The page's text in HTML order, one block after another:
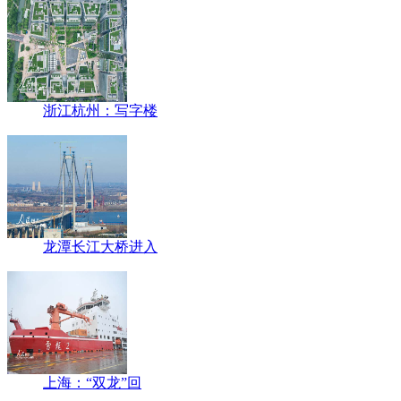
浙江杭州：写字楼
龙潭长江大桥进入
上海：“双龙”回